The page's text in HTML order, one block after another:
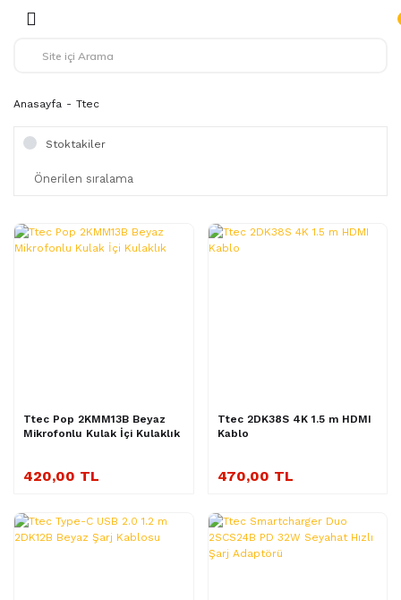
Anasayfa Ttec
Stoktakiler
Ttec Pop 2KMM13B Beyaz
Mikrofonlu Kulak İçi Kulaklık
420,00 TL
Ttec 2DK38S 4K 1.5 m HDMI
Kablo
470,00 TL